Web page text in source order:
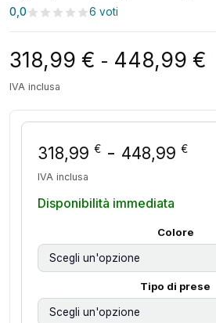
0,0 6 voti
318,99 € - 448,99 €
IVA inclusa
318,99 € - 448,99 €
IVA inclusa
Disponibilità immediata
Colore
Tipo di prese